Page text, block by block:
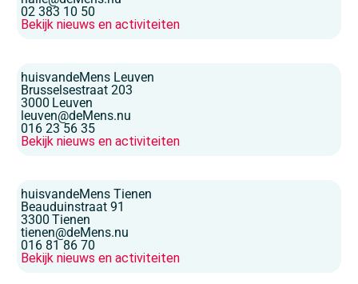
02 383 10 50
Bekijk nieuws en activiteiten
huisvandeMens Leuven
Brusselsestraat 203
3000 Leuven
leuven@deMens.nu
016 23 56 35
Bekijk nieuws en activiteiten
huisvandeMens Tienen
Beauduinstraat 91
3300 Tienen
tienen@deMens.nu
016 81 86 70
Bekijk nieuws en activiteiten